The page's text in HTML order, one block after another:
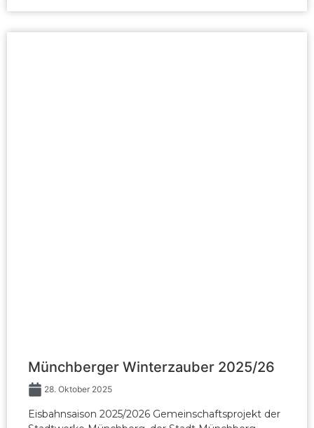
Münchberger Winterzauber 2025/26
28. Oktober 2025
Eisbahnsaison 2025/2026 Gemeinschaftsprojekt der